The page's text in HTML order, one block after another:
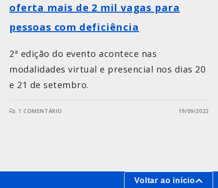
oferta mais de 2 mil vagas para
pessoas com deficiência
2ª edição do evento acontece nas
modalidades virtual e presencial nos dias 20
e 21 de setembro.
1 COMENTÁRIO 19/09/2022
Voltar ao início